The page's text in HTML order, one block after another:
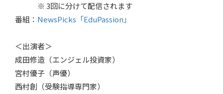
※ 3回に分けて配信されます
番組： NewsPicks「EduPassion」
＜出演者＞
成田修造（エンジェル投資家）
宮村優子（声優）
西村創（受験指導専門家）